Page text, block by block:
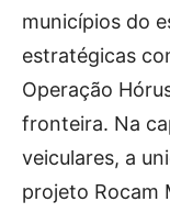
municípios do
estratégicas
Operação
fronteira. Na
veiculares, a
projeto Rocam